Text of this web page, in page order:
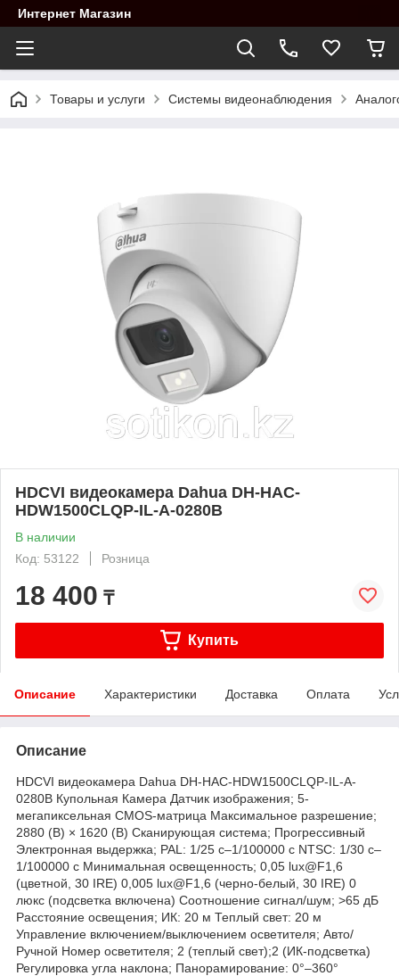
Интернет Магазин
Товары и услуги Системы видеонаблюдения
HDCVI видеокамера Dahua DH-HAC-
HDW1500CLQP-IL-A-0280B
В наличии
Код: 53122
Розница
18 400 ₸
Купить
Описание Характеристики Доставка Оплата
Описание
HDCVI видеокамера Dahua DH-HAC-HDW1500CLQP-IL-A-
0280B Купольная Камера Датчик изображения; 5-
мегапиксельная CMOS-матрица Максимальное разрешение;
2880 (В) × 1620 (В) Сканирующая система; Прогрессивный
Электронная выдержка; PAL: 1/25 с–1/100000 с NTSC: 1/30 с–
1/100000 с Минимальная освещенность; 0,05 lux@F1,6
(цветной, 30 IRE) 0,005 lux@F1,6 (черно-белый, 30 IRE) 0
люкс (подсветка включена) Соотношение сигнал/шум; >65 дБ
Расстояние освещения; ИК: 20 м Теплый свет: 20 м
Управление включением/выключением осветителя; Авто/
Ручной Номер осветителя; 2 (теплый свет);2 (ИК-подсветка)
Регулировка угла наклона; Панорамирование: 0°–360°